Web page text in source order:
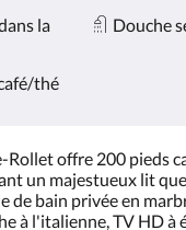
la
Douche
thé
Rollet offre 200 pieds
un majestueux lit
de bain privée en
à l'italienne, TV HD à